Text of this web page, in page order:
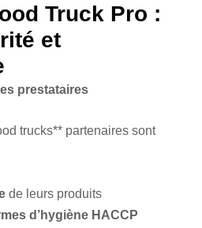
Truck Pro :
et
prestataires
trucks** partenaires sont
de leurs produits
d’hygiène HACCP